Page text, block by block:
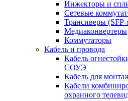
Инжекторы и
Сетевые
Трансиверы
Медиаконвертеры
Коммутаторы
Кабель и провода
Кабель
СОУЭ
Кабель для
Кабели
охранного